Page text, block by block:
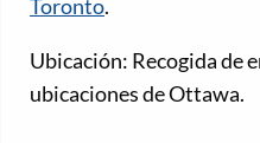
Toronto.
Ubicación: Recogida de
ubicaciones de Ottawa.